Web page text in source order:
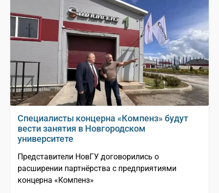
Специалисты концерна «Компенз» будут
вести занятия в Новгородском
университете
Представители НовГУ договорились о
расширении партнёрства с предприятиями
концерна «Компенз»